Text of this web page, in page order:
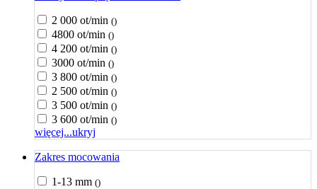
2 000 ot/min ()
4800 ot/min ()
4 200 ot/min ()
3000 ot/min ()
3 800 ot/min ()
2 500 ot/min ()
3 500 ot/min ()
3 600 ot/min ()
więcej...ukryj
Zakres mocowania
1-13 mm ()